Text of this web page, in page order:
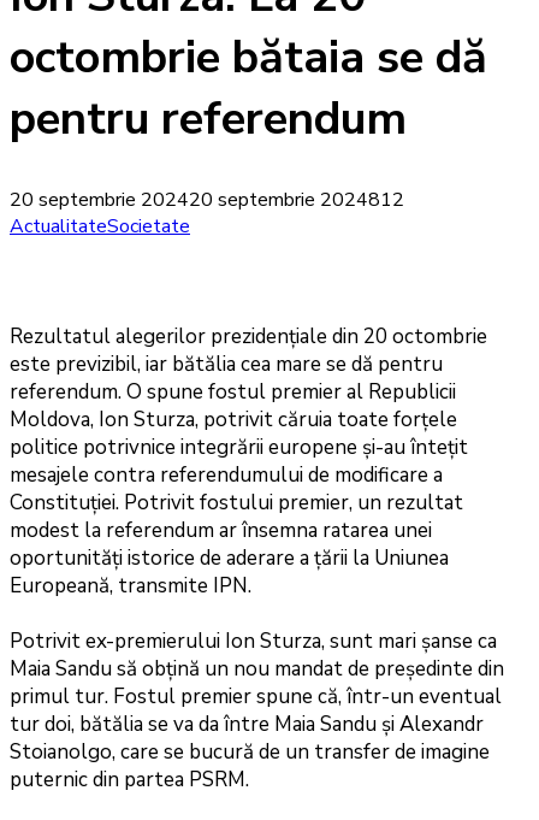
octombrie bătaia se dă
pentru referendum
20 septembrie 202420 septembrie 2024812
ActualitateSocietate
Rezultatul alegerilor prezidențiale din 20 octombrie
este previzibil, iar bătălia cea mare se dă pentru
referendum. O spune fostul premier al Republicii
Moldova, Ion Sturza, potrivit căruia toate forțele
politice potrivnice integrării europene și-au întețit
mesajele contra referendumului de modificare a
Constituției. Potrivit fostului premier, un rezultat
modest la referendum ar însemna ratarea unei
oportunități istorice de aderare a țării la Uniunea
Europeană, transmite IPN.
Potrivit ex-premierului Ion Sturza, sunt mari șanse ca
Maia Sandu să obțină un nou mandat de președinte din
primul tur. Fostul premier spune că, într-un eventual
tur doi, bătălia se va da între Maia Sandu și Alexandr
Stoianolgo, care se bucură de un transfer de imagine
puternic din partea PSRM.